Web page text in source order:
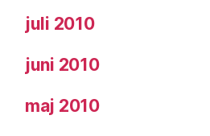
juli 2010
juni 2010
maj 2010